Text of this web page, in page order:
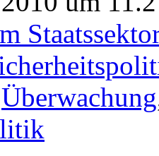
Staatssektor
Überwachung